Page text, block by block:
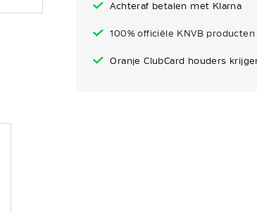
Achteraf betalen met Klarna
100% officiële KNVB producten
Oranje ClubCard houders